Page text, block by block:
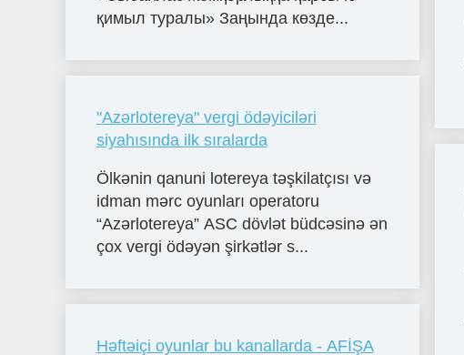
қимыл туралы» Заңында көзде...
"Azərlotereya" vergi ödəyiciləri
siyahısında ilk sıralarda
Ölkənin qanuni lotereya təşkilatçısı və
idman mərc oyunları operatoru
“Azərlotereya” ASC dövlət büdcəsinə ən
çox vergi ödəyən şirkətlər s...
Həftəiçi oyunlar bu kanallarda - AFİŞA